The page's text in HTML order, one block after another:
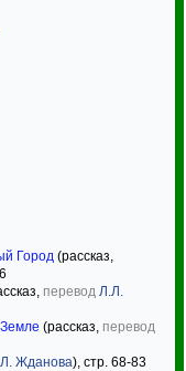
Город (рассказ,
перевод Л.Л.
(рассказ, перевод
Жданова), стр. 68-83